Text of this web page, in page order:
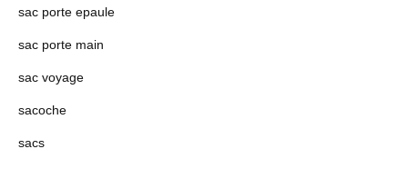
sac porte epaule
sac porte main
sac voyage
sacoche
sacs